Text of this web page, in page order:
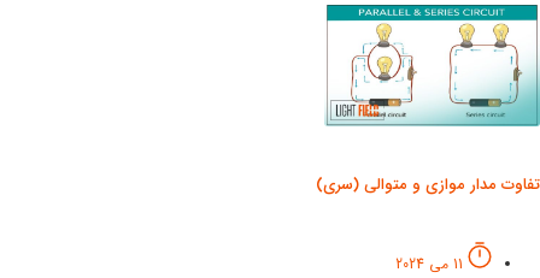
تفاوت مدار موازی و متوالی (سری)
11 می 2024